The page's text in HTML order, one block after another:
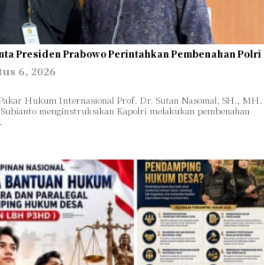
Presiden Prabowo Perintahkan Pembenahan Polri
6, 2026
Hukum Internasional Prof. Dr. Sutan Nasomal, SH., MH.
menginstruksikan Kapolri melakukan pembenahan